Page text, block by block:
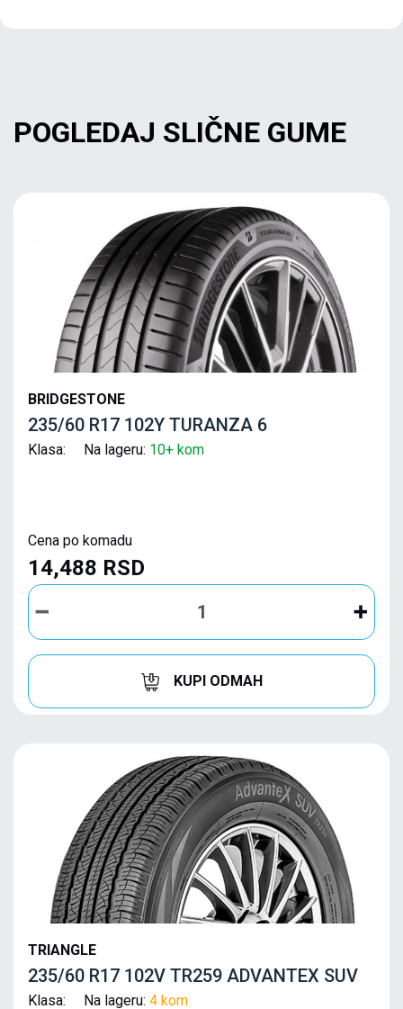
POGLEDAJ SLIČNE GUME
BRIDGESTONE
235/60 R17 102Y TURANZA 6
Klasa: Na lageru: 10+ kom
Cena po komadu
14,488 RSD
KUPI ODMAH
TRIANGLE
235/60 R17 102V TR259 ADVANTEX SUV
Klasa: Na lageru: 4 kom